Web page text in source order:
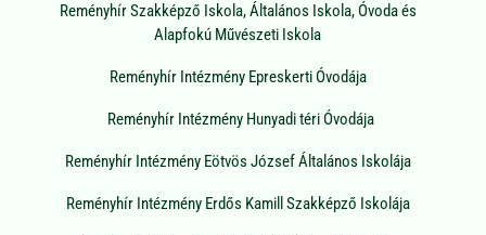
Reményhír Szakképző Iskola, Általános Iskola, Óvoda és
Alapfokú Művészeti Iskola
Reményhír Intézmény Epreskerti Óvodája
Reményhír Intézmény Hunyadi téri Óvodája
Reményhír Intézmény Eötvös József Általános Iskolája
Reményhír Intézmény Erdős Kamill Szakképző Iskolája